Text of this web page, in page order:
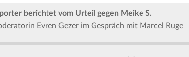
berichtet vom Urteil gegen Meike S.
Evren Gezer im Gespräch mit Marcel Ruge